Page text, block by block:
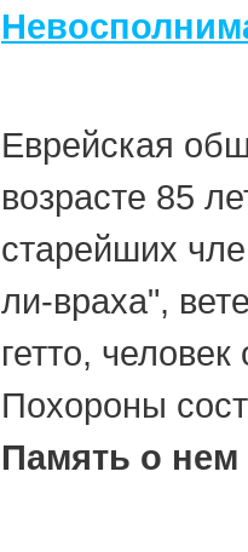
Еврейская
возрасте 85
старейших
ли-враха",
гетто,
Похороны
Память о нем